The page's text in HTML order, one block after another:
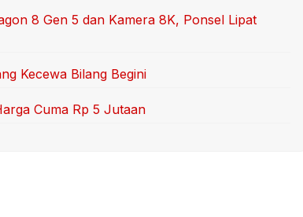
8 Gen 5 dan Kamera 8K, Ponsel Lipat
Kecewa Bilang Begini
Cuma Rp 5 Jutaan